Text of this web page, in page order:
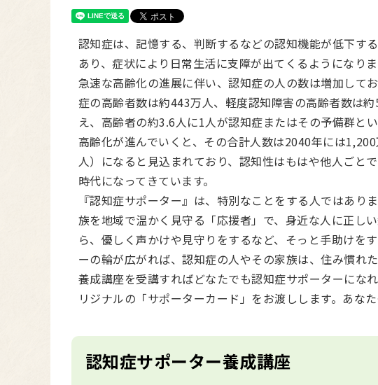
認知症は、記憶する、判断するなどの認知機能が低下す
あり、症状により日常生活に支障が出てくるようになりま
急速な高齢化の進展に伴い、認知症の人の数は増加して
症の高齢者数は約443万人、軽度認知障害の高齢者数は
え、高齢者の約3.6人に1人が認知症またはその予備群と
高齢化が進んでいくと、その合計人数は2040年には
人）になると見込まれており、認知性はもはや他人ごと
時代になってきています。
『認知症サポーター』は、特別なことをする人ではあ
族を地域で温かく見守る「応援者」で、身近な人に正し
ら、優しく声かけや見守りをするなど、そっと手助けを
ーの輪が広がれば、認知症の人やその家族は、住み慣れ
養成講座を受講すればどなたでも認知症サポーターにな
リジナルの「サポーターカード」をお渡しします。あな
認知症サポーター養成講座